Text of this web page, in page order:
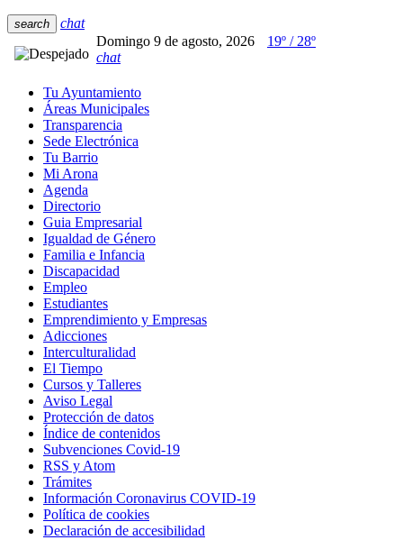
search
chat
Domingo 9 de agosto, 2026
19º / 28º
chat
Tu Ayuntamiento
Áreas Municipales
Transparencia
Sede Electrónica
Tu Barrio
Mi Arona
Agenda
Directorio
Guia Empresarial
Igualdad de Género
Familia e Infancia
Discapacidad
Empleo
Estudiantes
Emprendimiento y Empresas
Adicciones
Interculturalidad
El Tiempo
Cursos y Talleres
Aviso Legal
Protección de datos
Índice de contenidos
Subvenciones Covid-19
RSS y Atom
Trámites
Información Coronavirus COVID-19
Política de cookies
Declaración de accesibilidad